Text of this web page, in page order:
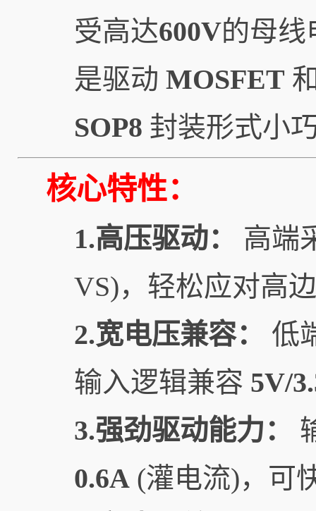
受高达600V的母
是驱动 MOSFET
SOP8 封装形式小
核心特性：
1.高压驱动：
高端
VS)，轻松应对高
2.宽电压兼容：
低
输入逻辑兼容 5V/
3.强劲驱动能力：
0.6A (灌电流)，可